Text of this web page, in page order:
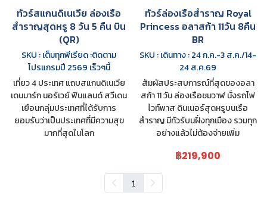
ทัวร์สแกนดิเนเวีย ล่องเรือ
สำราญสุดหรู 8 วัน 5 คืน บิน
(QR)
SKU : เต็มทุกพีเรียด :ติดตาม
โปรแกรมปี 2569 เร็วๆนี้
เที่ยว 4 ประเทศ แถบสแกนดิเนเวีย
เดนมาร์ก นอร์เวย์ ฟินแลนด์ สวีเดน
เยือนกลุ่มประเทศที่ได้รับการ
ยอมรับว่าเป็นประเทศที่มีความสุข
มากที่สุดในโลก
ทัวร์ล่องเรือสำราญ Royal
Princess อลาสก้า 11วัน 8คืน
BR
SKU : เดินทาง : 24 ก.ค.-3 ส.ค./14-
24 ส.ค.69
สัมผัสประสบการณ์ที่สุดของอลา
สก้า 11 วัน ล่องเรือชมวาฬ นั่งรถไฟ
ไวท์พาส ดินเนอร์สุดหรูบนเรือ
สำราญ มีทัวร์บนฝั่งทุกเมือง รวมทุก
อย่างแล้วไม่ต้องจ่ายเพิ่ม
฿219,900
1